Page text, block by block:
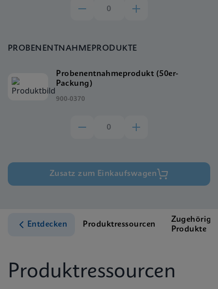
PROBENENTNAHMEPRODUKTE
Probenentnahmeprodukt (50er-
Packung)
900-0370
Zusatz zum Einkaufswagen
Entdecken Produktressourcen
Zugehörige
Produkte
Produktressourcen